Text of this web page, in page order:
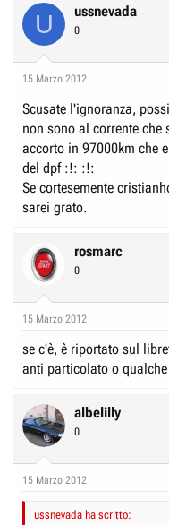
U ussnevada
0
15 Marzo 2012
Scusate l'ignoranza,
non sono al corrente
accorto in 97000km che
del dpf :!: :!:
Se cortesemente
sarei grato.
rosmarc
0
15 Marzo 2012
se c'è, è riportato sul
anti particolato o
albelilly
0
15 Marzo 2012
ussnevada ha scritto: